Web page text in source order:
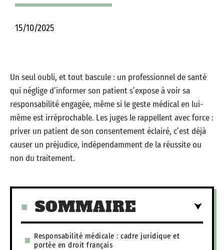
15/10/2025
Un seul oubli, et tout bascule : un professionnel de santé
qui néglige d’informer son patient s’expose à voir sa
responsabilité engagée, même si le geste médical en lui-
même est irréprochable. Les juges le rappellent avec force :
priver un patient de son consentement éclairé, c’est déjà
causer un préjudice, indépendamment de la réussite ou
non du traitement.
SOMMAIRE
Responsabilité médicale : cadre juridique et
portée en droit français